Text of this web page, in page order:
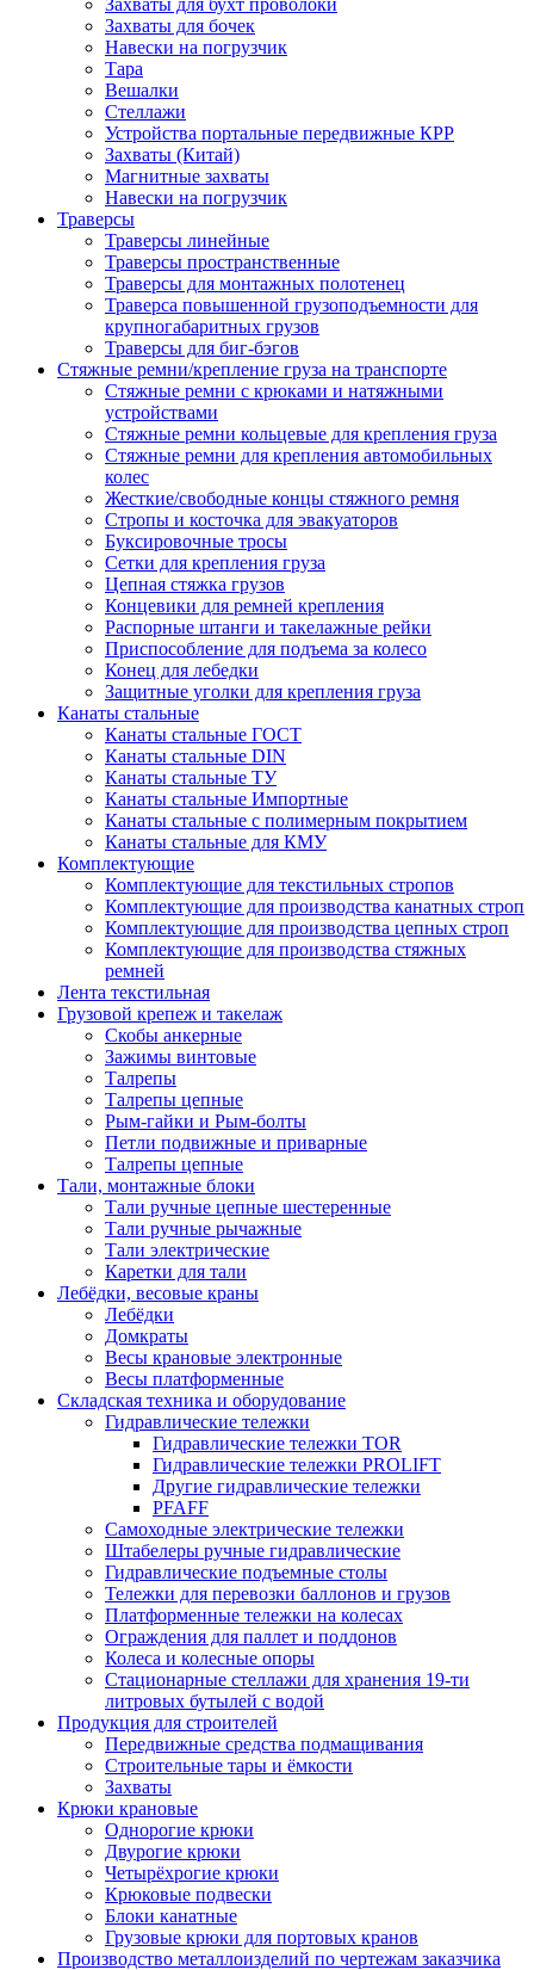
Захваты для бочек
Навески на погрузчик
Тара
Вешалки
Стеллажи
Устройства портальные передвижные КРР
Захваты (Китай)
Магнитные захваты
Навески на погрузчик
Траверсы
Траверсы линейные
Траверсы пространственные
Траверсы для монтажных полотенец
Траверса повышенной грузоподъемности для
крупногабаритных грузов
Траверсы для биг-бэгов
Стяжные ремни/крепление груза на транспорте
Стяжные ремни с крюками и натяжными
устройствами
Стяжные ремни кольцевые для крепления груза
Стяжные ремни для крепления автомобильных
колес
Жесткие/свободные концы стяжного ремня
Стропы и косточка для эвакуаторов
Буксировочные тросы
Сетки для крепления груза
Цепная стяжка грузов
Концевики для ремней крепления
Распорные штанги и такелажные рейки
Приспособление для подъема за колесо
Конец для лебедки
Защитные уголки для крепления груза
Канаты стальные
Канаты стальные ГОСТ
Канаты стальные DIN
Канаты стальные ТУ
Канаты стальные Импортные
Канаты стальные с полимерным покрытием
Канаты стальные для КМУ
Комплектующие
Комплектующие для текстильных стропов
Комплектующие для производства канатных строп
Комплектующие для производства цепных строп
Комплектующие для производства стяжных
ремней
Лента текстильная
Грузовой крепеж и такелаж
Скобы анкерные
Зажимы винтовые
Талрепы
Талрепы цепные
Рым-гайки и Рым-болты
Петли подвижные и приварные
Талрепы цепные
Тали, монтажные блоки
Тали ручные цепные шестеренные
Тали ручные рычажные
Тали электрические
Каретки для тали
Лебёдки, весовые краны
Лебёдки
Домкраты
Весы крановые электронные
Весы платформенные
Складская техника и оборудование
Гидравлические тележки
Гидравлические тележки TOR
Гидравлические тележки PROLIFT
Другие гидравлические тележки
PFAFF
Самоходные электрические тележки
Штабелеры ручные гидравлические
Гидравлические подъемные столы
Тележки для перевозки баллонов и грузов
Платформенные тележки на колесах
Ограждения для паллет и поддонов
Колеса и колесные опоры
Стационарные стеллажи для хранения 19-ти
литровых бутылей с водой
Продукция для строителей
Передвижные средства подмащивания
Строительные тары и ёмкости
Захваты
Крюки крановые
Однорогие крюки
Двурогие крюки
Четырёхрогие крюки
Крюковые подвески
Блоки канатные
Грузовые крюки для портовых кранов
Производство металлоизделий по чертежам заказчика